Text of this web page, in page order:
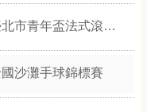
年盃法式滾球錦標賽
沙灘手球錦標賽